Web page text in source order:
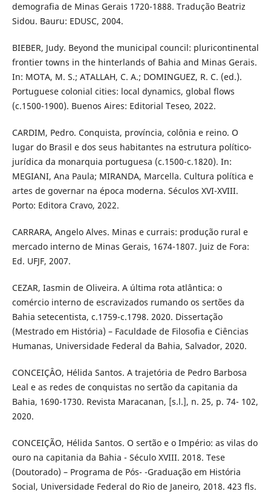
demografia de Minas Gerais 1720-1888. Tradução Beatriz
Sidou. Bauru: EDUSC, 2004.
BIEBER, Judy. Beyond the municipal council: pluricontinental
frontier towns in the hinterlands of Bahia and Minas Gerais.
In: MOTA, M. S.; ATALLAH, C. A.; DOMINGUEZ, R. C. (ed.).
Portuguese colonial cities: local dynamics, global flows
(c.1500-1900). Buenos Aires: Editorial Teseo, 2022.
CARDIM, Pedro. Conquista, província, colônia e reino. O
lugar do Brasil e dos seus habitantes na estrutura político-
jurídica da monarquia portuguesa (c.1500-c.1820). In:
MEGIANI, Ana Paula; MIRANDA, Marcella. Cultura política e
artes de governar na época moderna. Séculos XVI-XVIII.
Porto: Editora Cravo, 2022.
CARRARA, Angelo Alves. Minas e currais: produção rural e
mercado interno de Minas Gerais, 1674-1807. Juiz de Fora:
Ed. UFJF, 2007.
CEZAR, Iasmin de Oliveira. A última rota atlântica: o
comércio interno de escravizados rumando os sertões da
Bahia setecentista, c.1759-c.1798. 2020. Dissertação
(Mestrado em História) – Faculdade de Filosofia e Ciências
Humanas, Universidade Federal da Bahia, Salvador, 2020.
CONCEIÇÂO, Hélida Santos. A trajetória de Pedro Barbosa
Leal e as redes de conquistas no sertão da capitania da
Bahia, 1690-1730. Revista Maracanan, [s.l.], n. 25, p. 74- 102,
2020.
CONCEIÇÃO, Hélida Santos. O sertão e o Império: as vilas do
ouro na capitania da Bahia - Século XVIII. 2018. Tese
(Doutorado) – Programa de Pós- -Graduação em História
Social, Universidade Federal do Rio de Janeiro, 2018. 423 fls.